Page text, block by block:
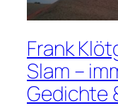
Frank
Slam –
Gedichte